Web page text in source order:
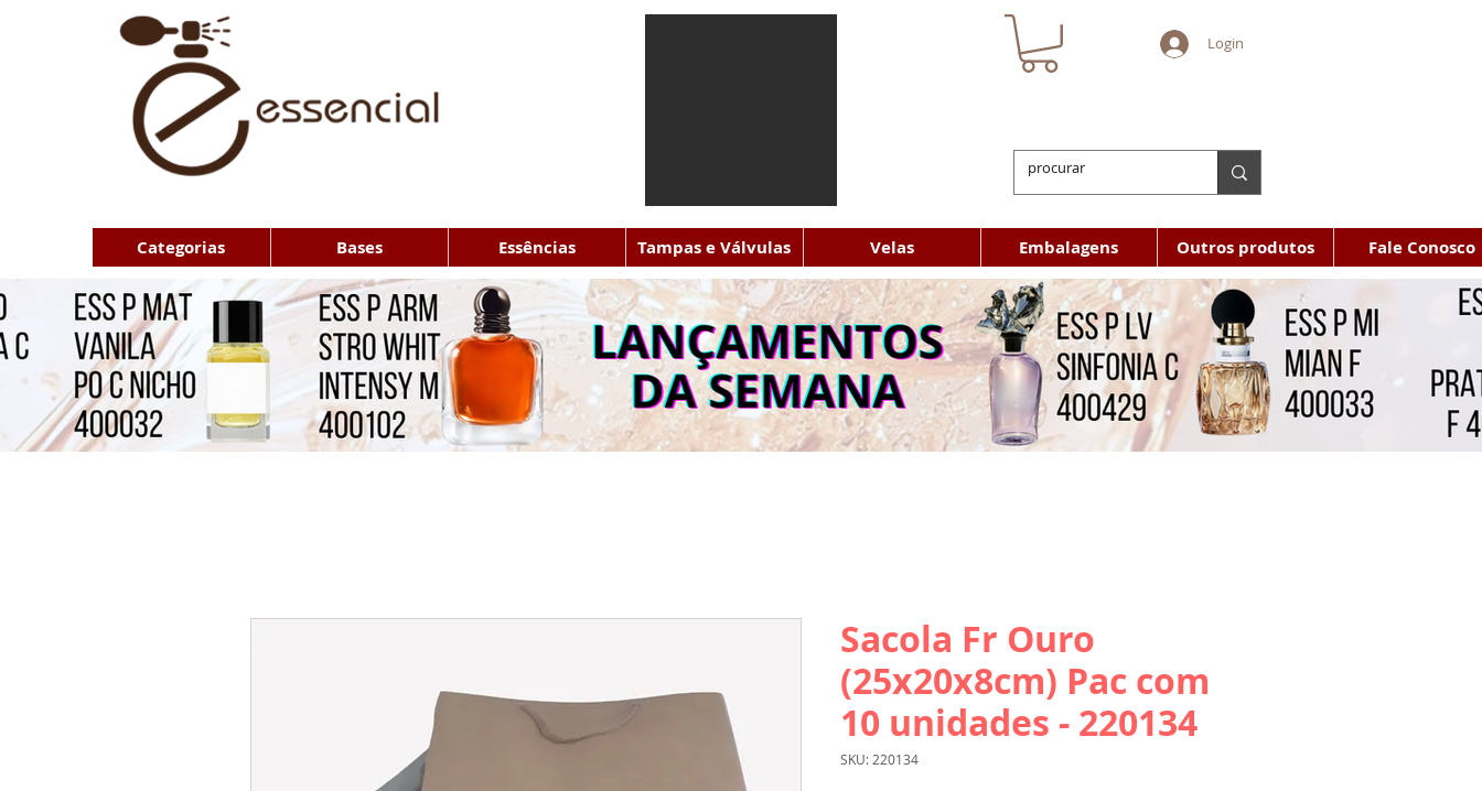
Login
Categorias Bases Essências Tampas e Válvulas Velas Embalagens Outros produtos Fale Conosco
Sacola Fr Ouro
(25x20x8cm) Pac com
10 unidades - 220134
SKU: 220134